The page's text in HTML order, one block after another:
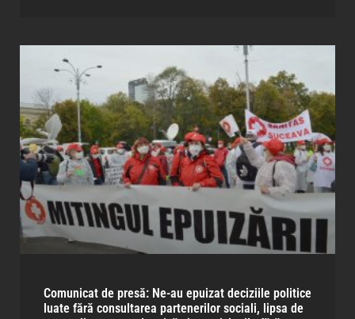
Comunicat de presă: Ne-au epuizat deciziile politice
luate fără consultarea partenerilor sociali, lipsa de